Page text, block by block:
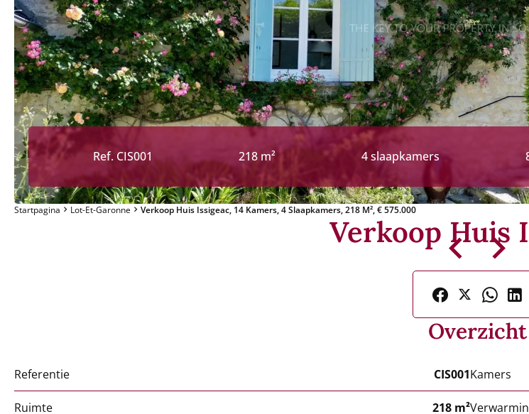
Ref. CIS001 218 m² 4 slaapkamers
Startpagina Lot-Et-Garonne Verkoop Huis Issigeac, 14 Kamers, 4 Slaapkamers, 218 M², € 575.000
Verkoop Huis
Overzicht
Referentie CIS001Kamers
Ruimte 218 m²